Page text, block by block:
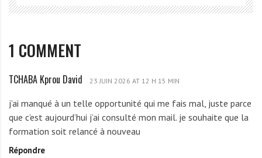
1 COMMENT
T
H
A
B
A
TCHABA Kprou David 23 JUIN 2026 AT 12 H 15 MIN
j’ai manqué à un telle opportunité qui me fais mal, juste parce
que c’est aujourd’hui j’ai consulté mon mail. je souhaite que la
formation soit relancé à nouveau
Répondre